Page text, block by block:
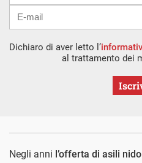
Dichiaro di aver letto l’
al trattamento dei
Negli anni l’offerta di asili